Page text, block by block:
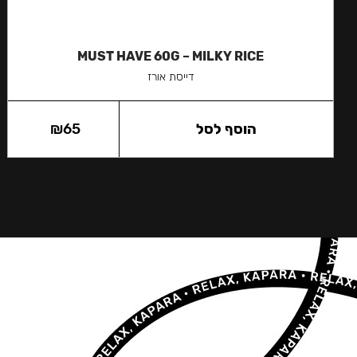
MUST HAVE 60G – MILKY RICE
דייסת אורז
₪65 הוסף לסל